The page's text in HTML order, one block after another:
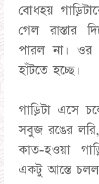
বোধহয়
গেল রাস্তার
পারল না। ওর
হাঁটতে হচ্ছে।
গাড়িটা এসে
সবুজ রঙের
কাত-হওয়া
একটু আস্তে